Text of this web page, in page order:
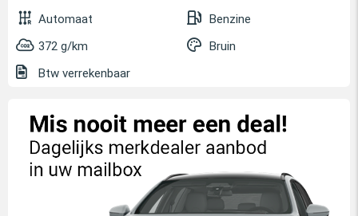
Automaat
Benzine
372 g/km
Bruin
Btw verrekenbaar